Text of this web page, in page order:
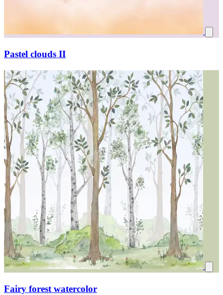
Pastel clouds II
Fairy forest watercolor